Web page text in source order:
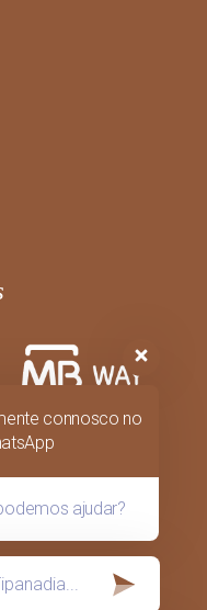
connosco no
ajudar?